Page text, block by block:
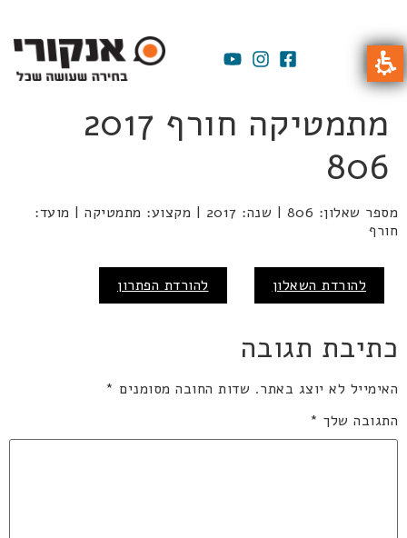
מתמטיקה חורף 2017
806
מספר שאלון: 806 | שנה: 2017 | מקצוע: מתמטיקה | מועד:
חורף
להורדת השאלון להורדת הפתרון
כתיבת תגובה
האימייל לא יוצג באתר. שדות החובה מסומנים *
התגובה שלך *